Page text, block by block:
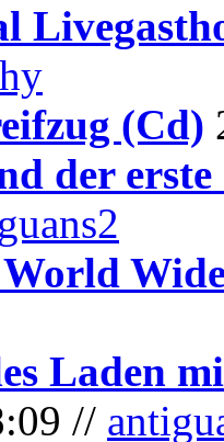
(Cd)
der erste
Laden
//